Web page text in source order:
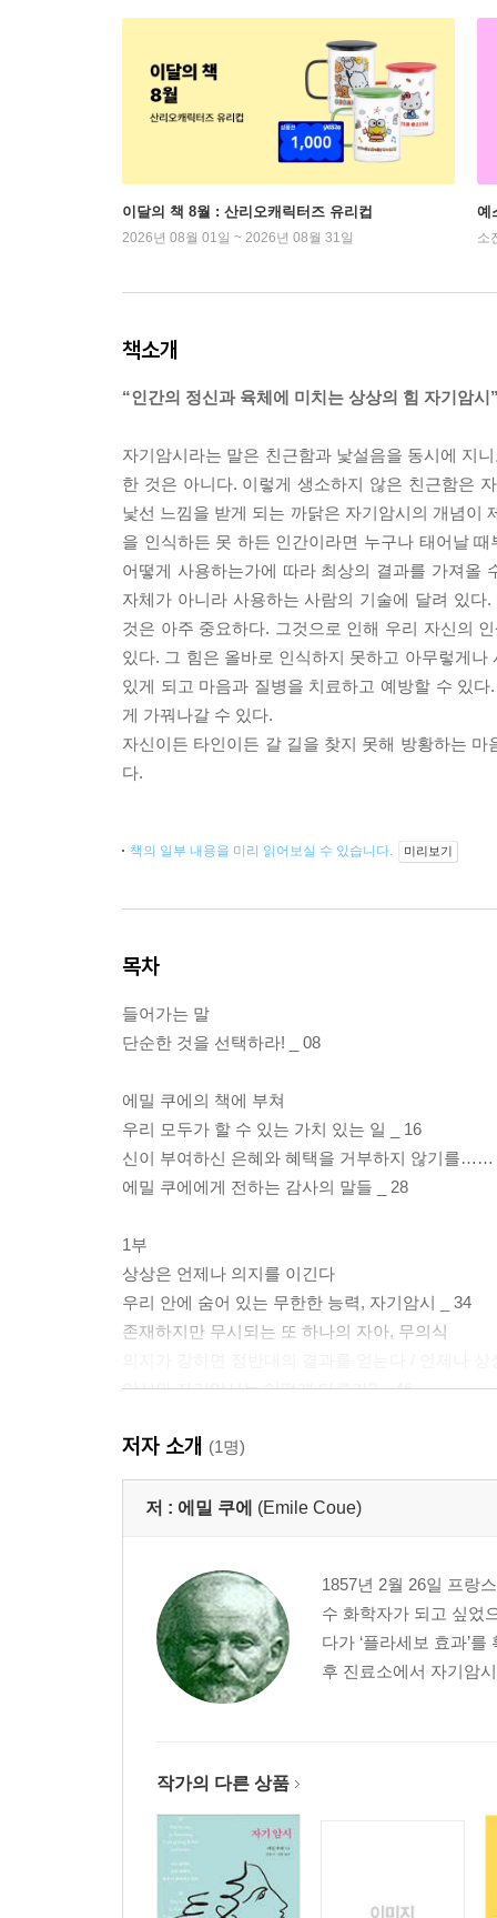
이달의 책 8월 : 산리오캐릭터즈 유리컵
2026년 08월 01일 ~ 2026년 08월 31일
예
소
책소개
“인간의 정신과 육체에 미치는 상상의 힘 자기암시
자기암시라는 말은 친근함과 낯설음을 동시에 지
한 것은 아니다. 이렇게 생소하지 않은 친근함은
낯선 느낌을 받게 되는 까닭은 자기암시의 개념이
을 인식하든 못 하든 인간이라면 누구나 태어날
어떻게 사용하는가에 따라 최상의 결과를 가져올
자체가 아니라 사용하는 사람의 기술에 달려 있
것은 아주 중요하다. 그것으로 인해 우리 자신의
있다. 그 힘은 올바로 인식하지 못하고 아무렇게
있게 되고 마음과 질병을 치료하고 예방할 수 있
게 가꿔나갈 수 있다.
자신이든 타인이든 갈 길을 찾지 못해 방황하는
다.
책의 일부 내용을 미리 읽어보실 수 있습니다. 미리보기
목차
들어가는 말
단순한 것을 선택하라! _ 08
에밀 쿠에의 책에 부쳐
우리 모두가 할 수 있는 가치 있는 일 _ 16
신이 부여하신 은혜와 혜택을 거부하지 않기를……
에밀 쿠에에게 전하는 감사의 말들 _ 28
1부
상상은 언제나 의지를 이긴다
우리 안에 숨어 있는 무한한 능력, 자기암시 _ 34
존재하지만 무시되는 또 하나의 자아, 무의식
암시와 자기암시는 어떻게 다른가? _ 46
에밀 쿠에의 자기암시 수행법 _ 55
2부
자기암시를 위한 준비 단계 _ 64
1단계 / 2단계 / 3단계 / 4단계 몸과 마음을 변화시
의학적 처방보다 자기암시가 중요한 이유
자녀들을 위한 최고의 교육법, 자기암시 _ 91
부모의 암시대로 자라는 아이들 / 말을 통한 자기암
올바른 가치관을 심어주는 자기암시 / 성공을 부르
잠든 아이에게 하는 암시 / 학습 효과를 높이는 자
저자 소개 (1명)
저 : 에밀 쿠에 (Emile Coue)
1857년 2월 26일 프랑
수 화학자가 되고 싶었
다가 ‘플라세보 효과’
후 진료소에서 자기암
작가의 다른 상품